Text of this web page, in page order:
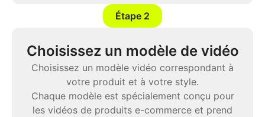
Étape 2
Choisissez un modèle de vidéo
Choisissez un modèle vidéo correspondant à
votre produit et à votre style.
Chaque modèle est spécialement conçu pour
les vidéos de produits e-commerce et prend